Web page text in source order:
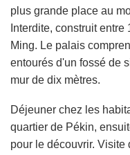
plus grande place au
Interdite, construit
Ming. Le palais
entourés d'un fossé de
mur de dix mètres.
Déjeuner chez les
quartier de Pékin,
pour le découvrir.